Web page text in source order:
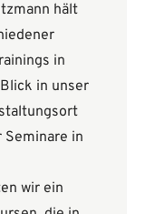
hält
in
in unser
in
wir ein